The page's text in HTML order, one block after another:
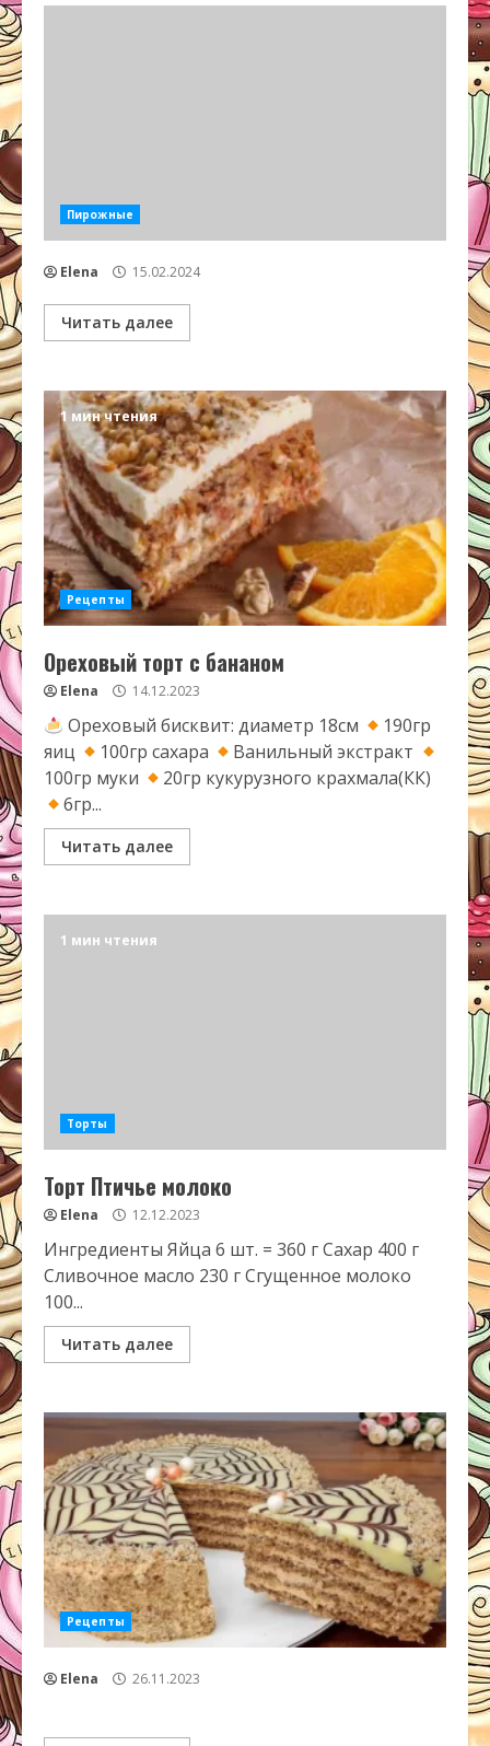
Пирожные
Elena 15.02.2024
Читать далее
1 мин чтения
Рецепты
Ореховый торт с бананом
Elena 14.12.2023
Ореховый бисквит: диаметр 18см
190гр
яиц
100гр сахара
Ванильный экстракт
100гр муки
20гр кукурузного крахмала(КК)
6гр...
Читать далее
1 мин чтения
Торты
Торт Птичье молоко
Elena 12.12.2023
Ингредиенты Яйца 6 шт. = 360 г Сахар 400 г
Сливочное масло 230 г Сгущенное молоко
100...
Читать далее
Рецепты
Elena 26.11.2023